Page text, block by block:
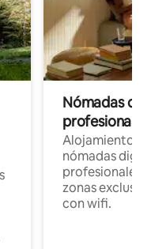
Nómadas
Alojamientos
nómadas
profesionales
zonas
con wifi.